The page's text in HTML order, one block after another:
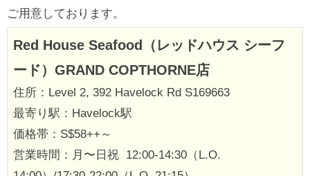
ご用意しております。
Red House Seafood（レッドハウス シーフ
ード）GRAND COPTHORNE店
住所：Level 2, 392 Havelock Rd S169663
最寄り駅：Havelock駅
価格帯：S$58++～
営業時間：月〜日祝 12:00-14:30（L.O.